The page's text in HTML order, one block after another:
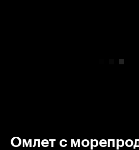
Омлет с